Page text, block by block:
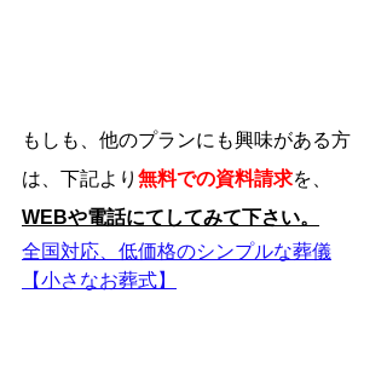
もしも、他のプランにも興味がある方
は、下記より 無料での資料請求を、
WEBや電話にてしてみて下さい。
全国対応、低価格のシンプルな葬儀
【小さなお葬式】